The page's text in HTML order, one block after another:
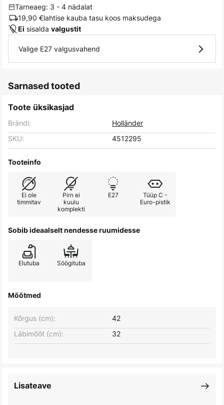
Tarneaeg: 3 - 4 nädalat
19,90 €lahtise kauba tasu koos maksudega
Ei sisalda valgustit
Valige E27 valgusvahend
Sarnased tooted
Toote üksikasjad
Brändi:
Holländer
SKU:
4512295
Tooteinfo
Ei ole
timmitav
Pirn ei
kuulu
komplekti
E27
Tüüp C -
Euro-pistik
Sobib ideaalselt nendesse ruumidesse
Elutuba Söögituba
Mõõtmed
Kõrgus (cm):
42
Läbimõõt (cm):
32
Lisateave